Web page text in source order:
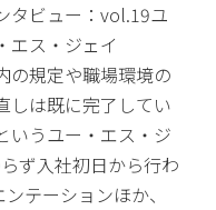
タビュー：vol.19ユ
エス・ジェイ
の規定や職場環境の
しは既に完了してい
いうユー・エス・ジ
ず入社初日から行わ
テーションほか、